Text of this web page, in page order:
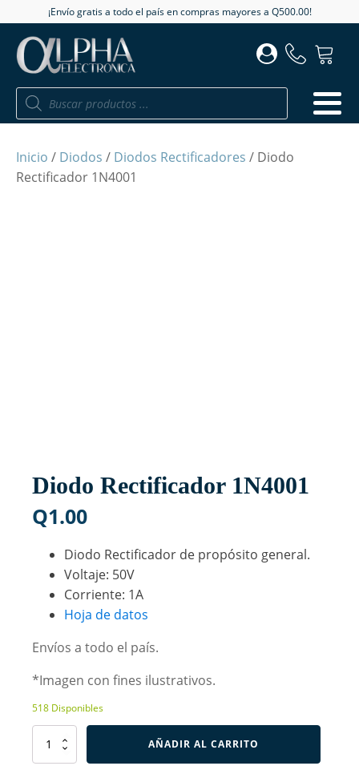
¡Envío gratis a todo el país en compras mayores a Q500.00!
Búsqueda
productos
Inicio / Diodos / Diodos Rectificadores / Diodo
Rectificador 1N4001
Diodo Rectificador 1N4001
Q1.00
Diodo Rectificador de propósito general.
Voltaje: 50V
Corriente: 1A
Hoja de datos
Envíos a todo el país.
*Imagen con fines ilustrativos.
518 Disponibles
Diodo
Rectificador
AÑADIR AL CARRITO